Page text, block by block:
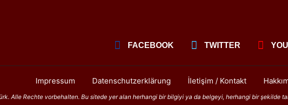
FACEBOOK TWITTER
Impressum Datenschutzerklärung İletişim / Kontakt
Alle Rechte vorbehalten. Bu sitede yer alan herhangi bir bilgiyi ya da belgeyi, herhangi bir şekilde